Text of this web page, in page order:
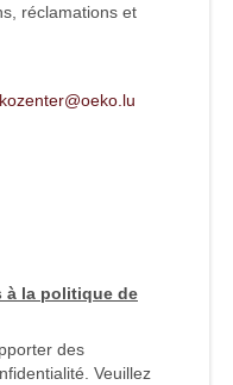
réclamations et
à la politique de
des
Veuillez